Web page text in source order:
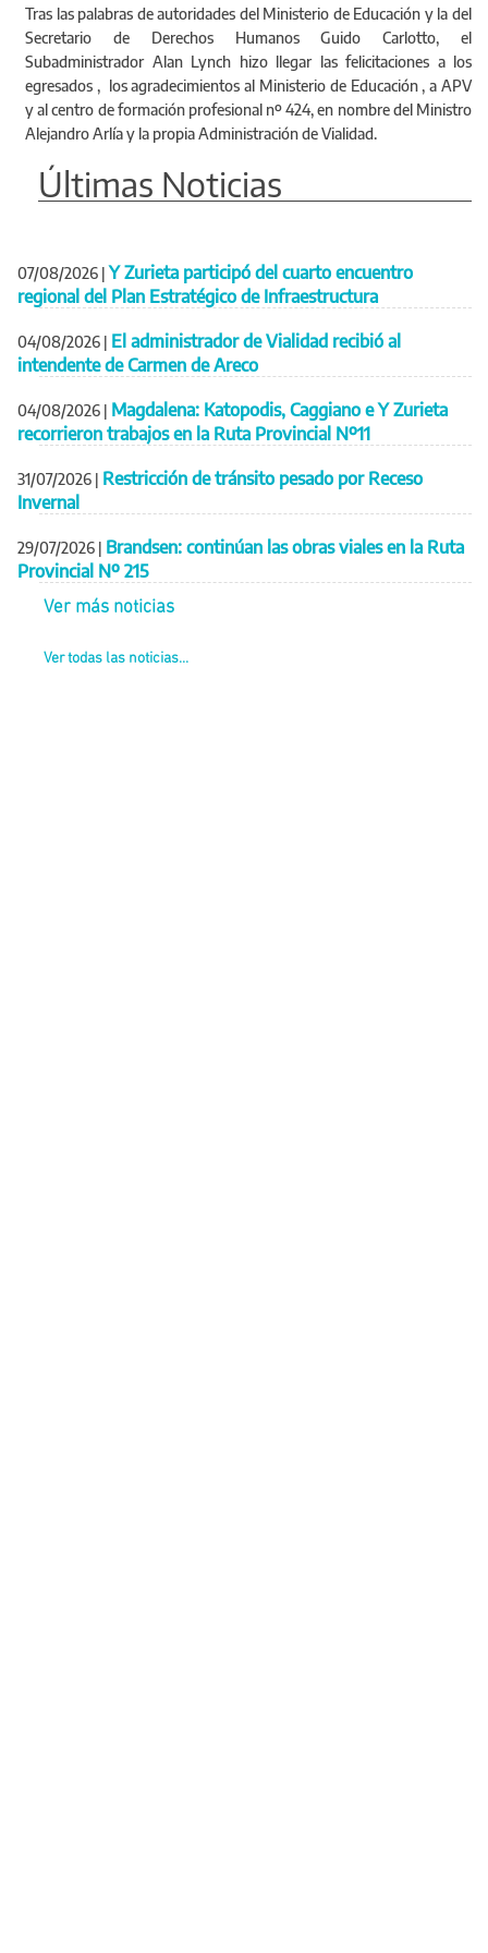
Tras las palabras de autoridades del Ministerio de Educación y la del
Secretario de Derechos Humanos Guido Carlotto, el
Subadministrador Alan Lynch hizo llegar las felicitaciones a los
egresados , los agradecimientos al Ministerio de Educación , a APV
y al centro de formación profesional nº 424, en nombre del Ministro
Alejandro Arlía y la propia Administración de Vialidad.
Últimas Noticias
07/08/2026 | Y Zurieta participó del cuarto encuentro
regional del Plan Estratégico de Infraestructura
04/08/2026 | El administrador de Vialidad recibió al
intendente de Carmen de Areco
04/08/2026 | Magdalena: Katopodis, Caggiano e Y Zurieta
recorrieron trabajos en la Ruta Provincial Nº11
31/07/2026 | Restricción de tránsito pesado por Receso
Invernal
29/07/2026 | Brandsen: continúan las obras viales en la Ruta
Provincial Nº 215
Ver más noticias
Ver todas las noticias...